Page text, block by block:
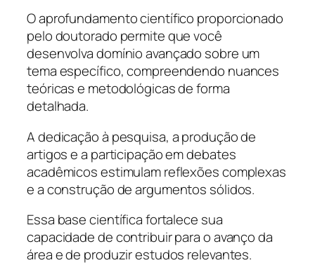
O aprofundamento científico proporcionado
pelo doutorado permite que você
desenvolva domínio avançado sobre um
tema específico, compreendendo nuances
teóricas e metodológicas de forma
detalhada.
A dedicação à pesquisa, a produção de
artigos e a participação em debates
acadêmicos estimulam reflexões complexas
e a construção de argumentos sólidos.
Essa base científica fortalece sua
capacidade de contribuir para o avanço da
área e de produzir estudos relevantes.